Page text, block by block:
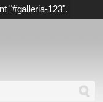
"#galleria-123".